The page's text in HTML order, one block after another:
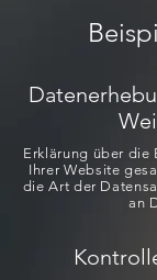
Erklärung über die
Ihrer Website
die Art der
an